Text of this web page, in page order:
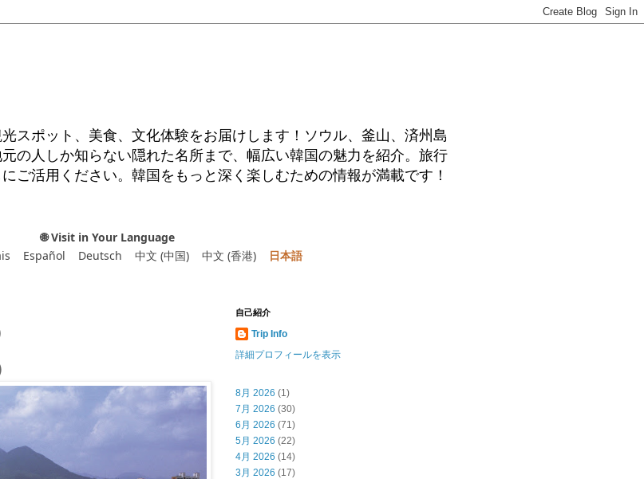
スポット、美食、文化体験をお届けします！ソウル、釜山、済州島
の人しか知らない隠れた名所まで、幅広い韓国の魅力を紹介。旅行
ご活用ください。韓国をもっと深く楽しむための情報が満載です！
🌐 Visit in Your Language
Español Deutsch 中文 (中国) 中文 (香港) 日本語
自己紹介
Trip Info
詳細プロフィールを表示
8月 2026 (1)
7月 2026 (30)
6月 2026 (71)
5月 2026 (22)
4月 2026 (14)
3月 2026 (17)